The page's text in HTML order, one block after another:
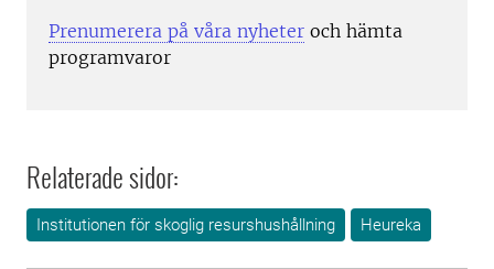
Prenumerera på våra nyheter och hämta
programvaror
Relaterade sidor:
Institutionen för skoglig resurshushållning Heureka